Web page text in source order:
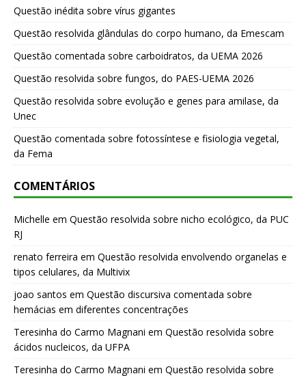
Questão inédita sobre vírus gigantes
Questão resolvida glândulas do corpo humano, da Emescam
Questão comentada sobre carboidratos, da UEMA 2026
Questão resolvida sobre fungos, do PAES-UEMA 2026
Questão resolvida sobre evolução e genes para amilase, da
Unec
Questão comentada sobre fotossíntese e fisiologia vegetal,
da Fema
COMENTÁRIOS
Michelle em Questão resolvida sobre nicho ecológico, da PUC
RJ
renato ferreira em Questão resolvida envolvendo organelas e
tipos celulares, da Multivix
joao santos em Questão discursiva comentada sobre
hemácias em diferentes concentrações
Teresinha do Carmo Magnani em Questão resolvida sobre
ácidos nucleicos, da UFPA
Teresinha do Carmo Magnani em Questão resolvida sobre